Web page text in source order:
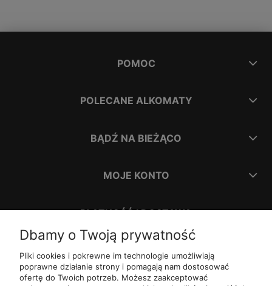
POMOC
POLECANE ALKOMATY
BĄDŹ NA BIEŻĄCO
MOJE KONTO
PŁATNOŚĆ I DOSTAWA
INFORMACJE
Dbamy o Twoją prywatność
Pliki cookies i pokrewne im technologie umożliwiają
poprawne działanie strony i pomagają nam dostosować
ofertę do Twoich potrzeb. Możesz zaakceptować